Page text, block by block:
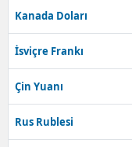
Kanada Doları
İsviçre Frankı
Çin Yuanı
Rus Rublesi